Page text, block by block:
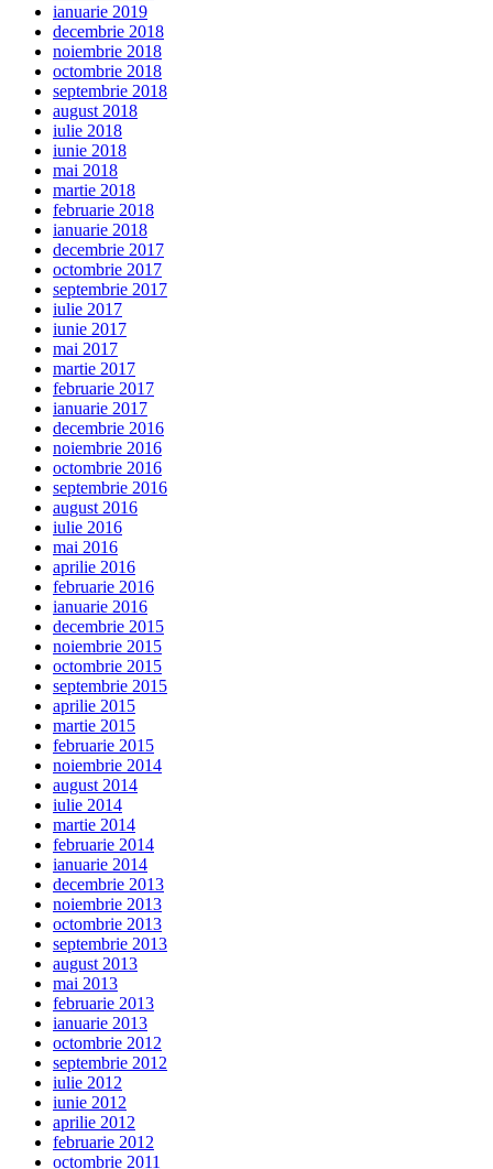
ianuarie 2019
decembrie 2018
noiembrie 2018
octombrie 2018
septembrie 2018
august 2018
iulie 2018
iunie 2018
mai 2018
martie 2018
februarie 2018
ianuarie 2018
decembrie 2017
octombrie 2017
septembrie 2017
iulie 2017
iunie 2017
mai 2017
martie 2017
februarie 2017
ianuarie 2017
decembrie 2016
noiembrie 2016
octombrie 2016
septembrie 2016
august 2016
iulie 2016
mai 2016
aprilie 2016
februarie 2016
ianuarie 2016
decembrie 2015
noiembrie 2015
octombrie 2015
septembrie 2015
aprilie 2015
martie 2015
februarie 2015
noiembrie 2014
august 2014
iulie 2014
martie 2014
februarie 2014
ianuarie 2014
decembrie 2013
noiembrie 2013
octombrie 2013
septembrie 2013
august 2013
mai 2013
februarie 2013
ianuarie 2013
octombrie 2012
septembrie 2012
iulie 2012
iunie 2012
aprilie 2012
februarie 2012
octombrie 2011